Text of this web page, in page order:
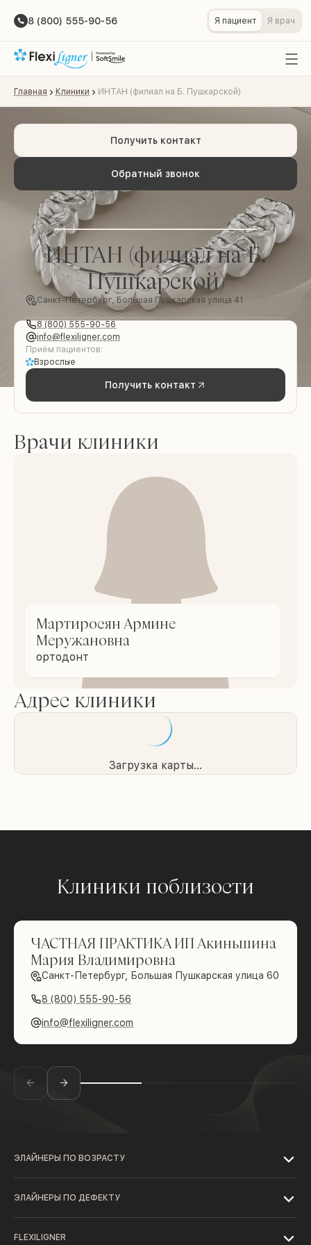
8 (800) 555-90-56 Я пациент Я врач
Главная Клиники ИНТАН (филиал на Б. Пушкарской)
Обратный звонок
Получить контакт
ИНТАН (филиал на Б.
Пушкарской)
Санкт-Петербург, Большая Пушкарская улица 41
8 (800) 555-90-56
info@flexiligner.com
Приём пациентов:
Взрослые
Получить контакт
Врачи клиники
Мартиросян Армине
Меружановна
ортодонт
Адрес клиники
Загрузка карты...
Клиники поблизости
ЧАСТНАЯ ПРАКТИКА ИП Акиньшина
Мария Владимировна
Санкт-Петербург, Большая Пушкарская улица 60
8 (800) 555-90-56
info@flexiligner.com
ЭЛАЙНЕРЫ ПО ВОЗРАСТУ
ЭЛАЙНЕРЫ ПО ДЕФЕКТУ
FLEXILIGNER